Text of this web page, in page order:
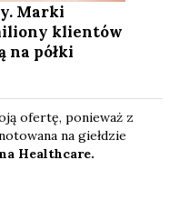
Marki
klientów
na półki
ofertę, ponieważ z
na giełdzie
Healthcare.